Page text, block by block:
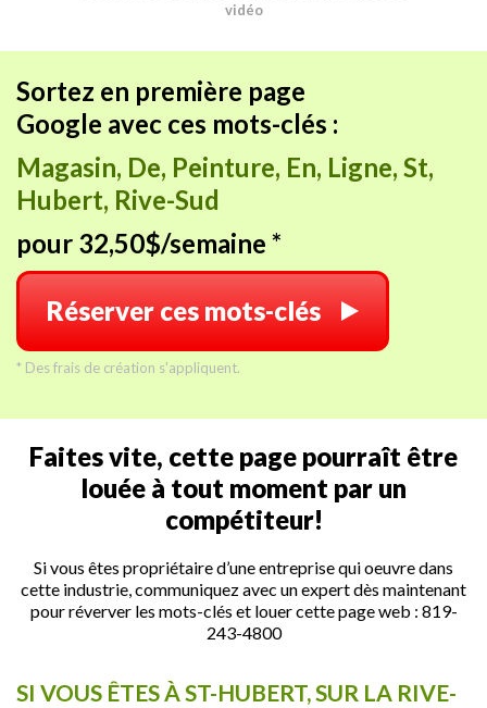
vidéo
Sortez en première page
Google avec ces mots-clés :
Magasin, De, Peinture, En, Ligne, St,
Hubert, Rive-Sud
pour 32,50$/semaine *
Réserver ces mots-clés
* Des frais de création s'appliquent.
Faites vite, cette page pourraît être
louée à tout moment par un
compétiteur!
Si vous êtes propriétaire d’une entreprise qui oeuvre dans
cette industrie, communiquez avec un expert dès maintenant
pour réverver les mots-clés et louer cette page web : 819-
243-4800
SI VOUS ÊTES À ST-HUBERT, SUR LA RIVE-